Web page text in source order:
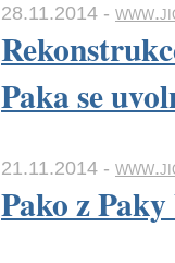
28.11.2014 -
Paka se
21.11.2014 -
Pako z